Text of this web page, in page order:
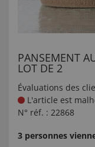
PANSEMENT
LOT DE 2
Évaluations des
L'article est
N° réf. : 22868
3 personnes